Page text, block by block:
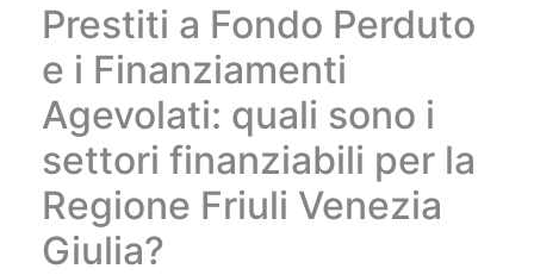
Prestiti a Fondo Perduto
e i Finanziamenti
Agevolati: quali sono i
settori finanziabili per la
Regione Friuli Venezia
Giulia?